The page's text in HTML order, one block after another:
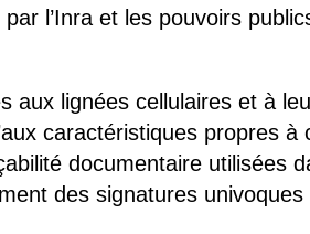
l’Inra et les pouvoirs
aux lignées cellulaires et à
caractéristiques propres à
documentaire utilisées
des signatures